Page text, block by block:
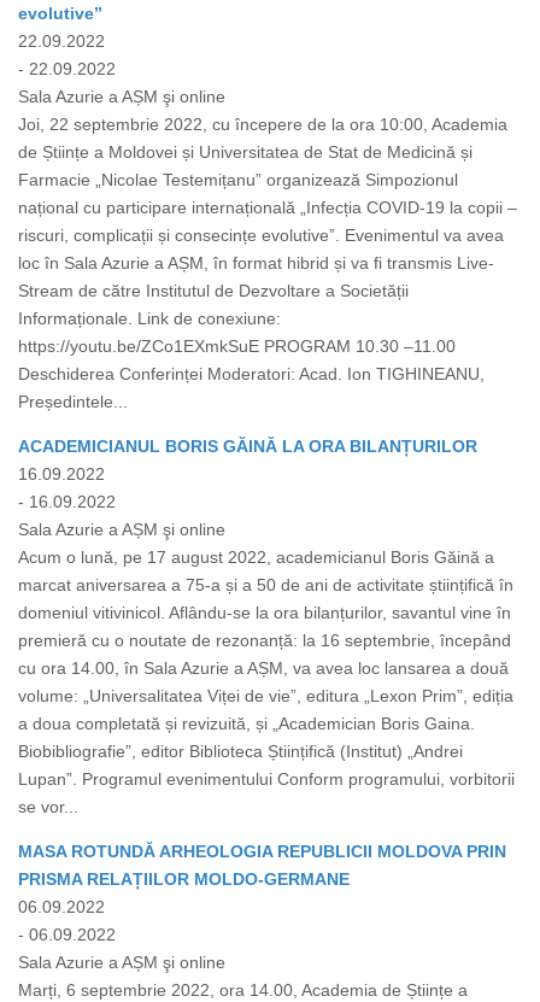
evolutive”
22.09.2022
- 22.09.2022
Sala Azurie a AȘM şi online
Joi, 22 septembrie 2022, cu începere de la ora 10:00, Academia
de Științe a Moldovei și Universitatea de Stat de Medicină și
Farmacie „Nicolae Testemițanu” organizează Simpozionul
național cu participare internațională „Infecția COVID-19 la copii –
riscuri, complicații și consecințe evolutive”. Evenimentul va avea
loc în Sala Azurie a AȘM, în format hibrid și va fi transmis Live-
Stream de către Institutul de Dezvoltare a Societății
Informaționale. Link de conexiune:
https://youtu.be/ZCo1EXmkSuE PROGRAM 10.30 –11.00
Deschiderea Conferinței Moderatori: Acad. Ion TIGHINEANU,
Președintele...
ACADEMICIANUL BORIS GĂINĂ LA ORA BILANȚURILOR
16.09.2022
- 16.09.2022
Sala Azurie a AȘM şi online
Acum o lună, pe 17 august 2022, academicianul Boris Găină a
marcat aniversarea a 75-a și a 50 de ani de activitate științifică în
domeniul vitivinicol. Aflându-se la ora bilanțurilor, savantul vine în
premieră cu o noutate de rezonanță: la 16 septembrie, începând
cu ora 14.00, în Sala Azurie a AȘM, va avea loc lansarea a două
volume: „Universalitatea Viței de vie”, editura „Lexon Prim”, ediția
a doua completată și revizuită, și „Academician Boris Gaina.
Biobibliografie”, editor Biblioteca Științifică (Institut) „Andrei
Lupan”. Programul evenimentului Conform programului, vorbitorii
se vor...
MASA ROTUNDĂ ARHEOLOGIA REPUBLICII MOLDOVA PRIN
PRISMA RELAȚIILOR MOLDO-GERMANE
06.09.2022
- 06.09.2022
Sala Azurie a AȘM şi online
Marți, 6 septembrie 2022, ora 14.00, Academia de Științe a